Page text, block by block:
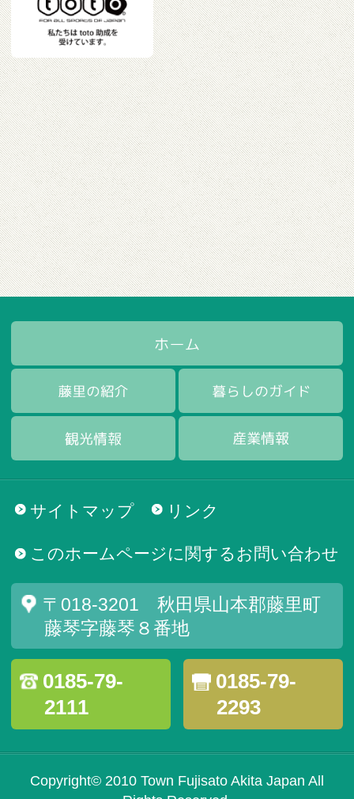
サイトマップ リンク
このホームページに関するお問い合わせ
〒018-3201 秋田県山本郡藤里町
藤琴字藤琴８番地
0185-79-
2111
0185-79-
2293
Copyright© 2010 Town Fujisato Akita Japan All